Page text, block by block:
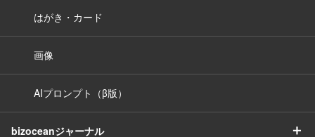
はがき・カード
画像
AIプロンプト（β版）
bizoceanジャーナル
＋